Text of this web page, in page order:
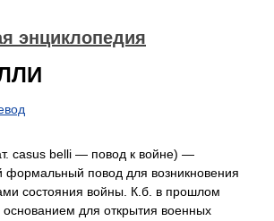
энциклопедия
casus belli — повод к войне) —
формальный повод для возникновения
состояния войны. К.б. в прошлом
для открытия военных